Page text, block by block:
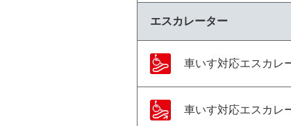
エスカレーター
車いす対応エスカレ
車いす対応エスカレ